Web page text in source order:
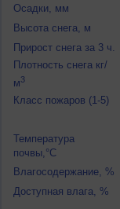
Осадки, мм
Высота снега, м
Прирост снега за 3 ч.
Плотность снега кг/
м3
Класс пожаров (1-5)
Температура
почвы,°C
Влагосодержание, %
Доступная влага, %